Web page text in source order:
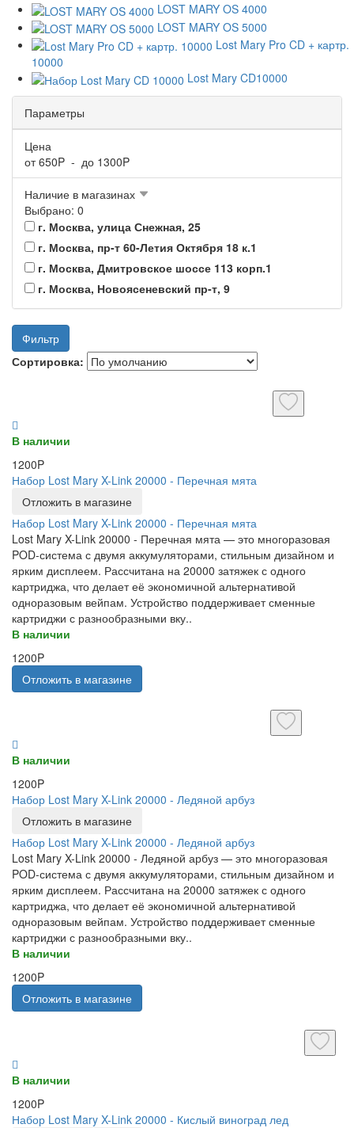
LOST MARY OS 4000
LOST MARY OS 5000
Lost Mary Pro CD + картр.
10000
Lost Mary CD10000
Параметры
Цена
от650P - до 1300P
Наличие в магазинах
Выбрано: 0
г. Москва, улица Снежная, 25
г. Москва, пр-т 60-Летия Октября 18 к.1
г. Москва, Дмитровское шоссе 113 корп.1
г. Москва, Новоясеневский пр-т, 9
Фильтр
Сортировка:
В наличии
1200P
Набор Lost Mary X-Link 20000 - Перечная мята
Отложить в магазине
Набор Lost Mary X-Link 20000 - Перечная мята
Lost Mary X-Link 20000 - Перечная мята — это многоразовая
POD-система с двумя аккумуляторами, стильным дизайном и
ярким дисплеем. Рассчитана на 20000 затяжек с одного
картриджа, что делает её экономичной альтернативой
одноразовым вейпам. Устройство поддерживает сменные
картриджи с разнообразными вку..
В наличии
1200P
Отложить в магазине
В наличии
1200P
Набор Lost Mary X-Link 20000 - Ледяной арбуз
Отложить в магазине
Набор Lost Mary X-Link 20000 - Ледяной арбуз
Lost Mary X-Link 20000 - Ледяной арбуз — это многоразовая
POD-система с двумя аккумуляторами, стильным дизайном и
ярким дисплеем. Рассчитана на 20000 затяжек с одного
картриджа, что делает её экономичной альтернативой
одноразовым вейпам. Устройство поддерживает сменные
картриджи с разнообразными вку..
В наличии
1200P
Отложить в магазине
В наличии
1200P
Набор Lost Mary X-Link 20000 - Кислый виноград лед